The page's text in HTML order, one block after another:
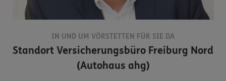
IN UND UM VÖRSTETTEN FÜR SIE DA
Standort Versicherungsbüro Freiburg Nord
(Autohaus ahg)